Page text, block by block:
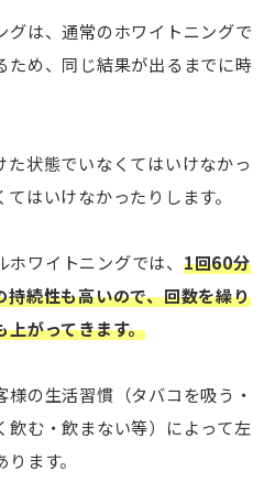
グは、通常のホワイトニングで
ため、同じ結果が出るまでに時
状態でいなくてはいけなかっ
はいけなかったりします。
ワイトニングでは、 1回60分
持続性も高いので、回数を繰り
上がってきます。
の生活習慣（タバコを吸う・
飲む・飲まない等）によって左
ます。